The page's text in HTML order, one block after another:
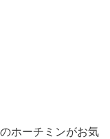
ホーチミンがお気